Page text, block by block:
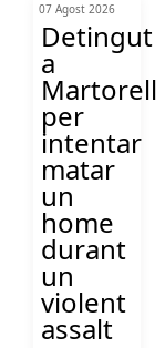
07 Agost 2026
Detingut
a
Martorell
per
intentar
matar
un
home
durant
un
violent
assalt